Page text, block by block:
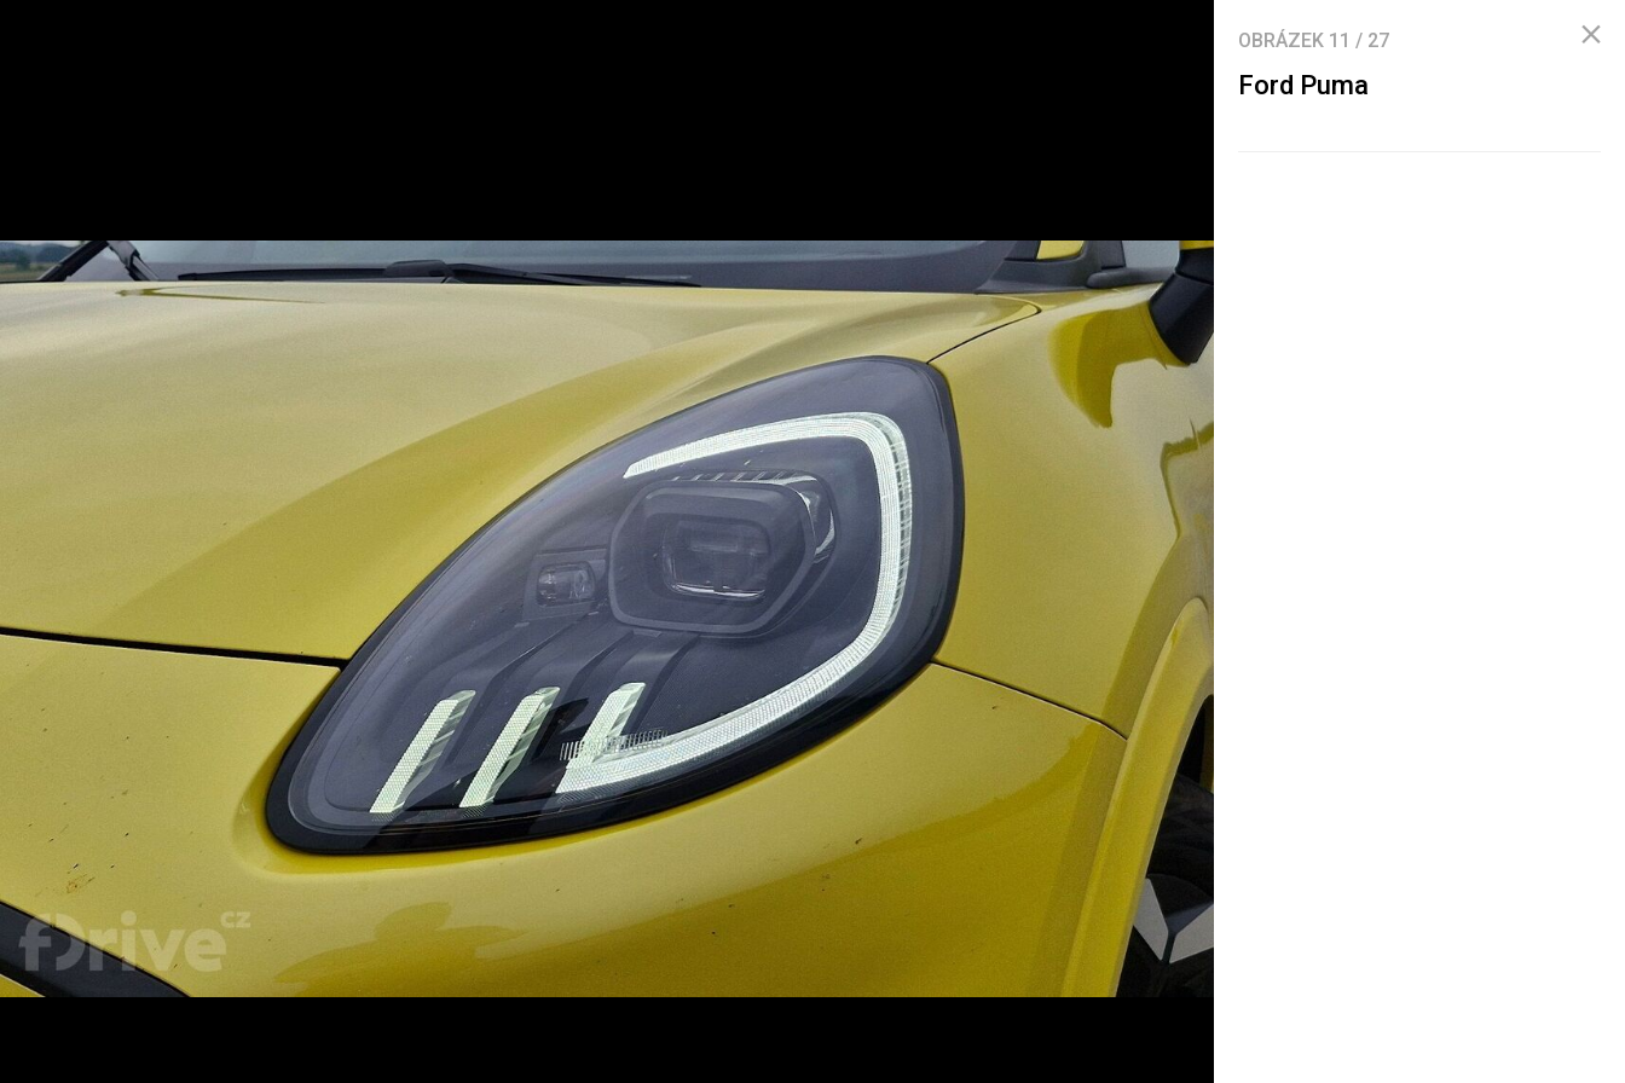
OBRÁZEK 11 / 27
Ford Puma